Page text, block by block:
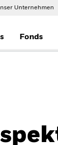
Unternehmen
Fonds